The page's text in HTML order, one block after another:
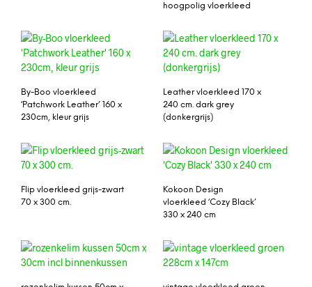
hoogpolig vloerkleed
By-Boo vloerkleed
‘Patchwork Leather’ 160 x
230cm, kleur grijs
Leather vloerkleed 170 x
240 cm. dark grey
(donkergrijs)
Flip vloerkleed grijs-zwart
70 x 300 cm.
Kokoon Design
vloerkleed ‘Cozy Black’
330 x 240 cm